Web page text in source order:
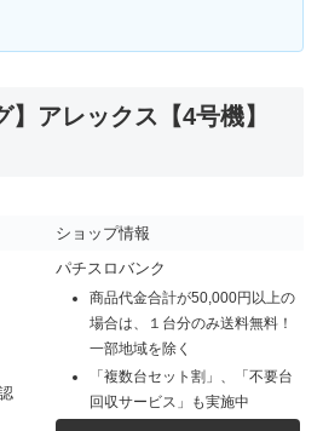
】アレックス【4号機】
ショップ情報
パチスロバンク
商品代金合計が50,000円以上の
場合は、１台分のみ送料無料！
一部地域を除く
「複数台セット割」、「不要台
回収サービス」も実施中